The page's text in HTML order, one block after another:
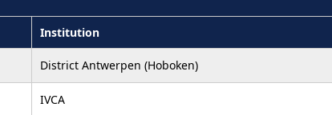
Institution
District Antwerpen (Hoboken)
IVCA